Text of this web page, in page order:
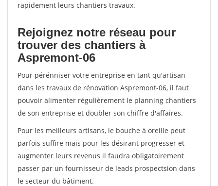
rapidement leurs chantiers travaux.
Rejoignez notre réseau pour
trouver des chantiers à
Aspremont-06
Pour pérénniser votre entreprise en tant qu'artisan
dans les travaux de rénovation Aspremont-06, il faut
pouvoir alimenter régulièrement le planning chantiers
de son entreprise et doubler son chiffre d'affaires.
Pour les meilleurs artisans, le bouche à oreille peut
parfois suffire mais pour les désirant progresser et
augmenter leurs revenus il faudra obligatoirement
passer par un fournisseur de leads prospectsion dans
le secteur du bâtiment.